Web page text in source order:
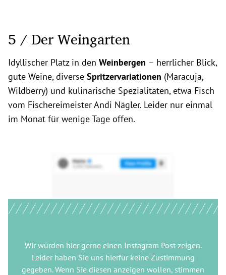
5 / Der Weingarten
Idyllischer Platz in den Weinbergen – herrlicher Blick,
gute Weine, diverse Spritzervariationen (Maracuja,
Wildberry) und kulinarische Spezialitäten, etwa Fisch
vom Fischereimeister Andi Nägler. Leider nur einmal
im Monat für wenige Tage offen.
Wir würden hier gerne einen Instagram Postzeigen.
Leider haben Sie uns hierfür keine Zustimmung
gegeben. Wenn Sie diesen anzeigen wollen, stimmen